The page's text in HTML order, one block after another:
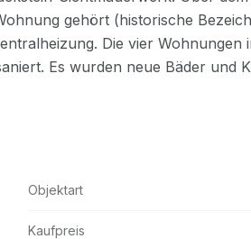
Objektart
Kaufpreis